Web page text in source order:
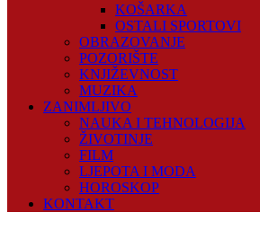
KOŠARKA
OSTALI SPORTOVI
OBRAZOVANJE
POZORIŠTE
KNJIŽEVNOST
MUZIKA
ZANIMLJIVO
NAUKA I TEHNOLOGIJA
ŽIVOTINJE
FILM
LJEPOTA I MODA
HOROSKOP
KONTAKT